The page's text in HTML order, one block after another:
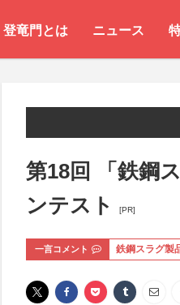
登竜門とは ニュース
第18回 「鉄鋼
ンテスト
[PR]
一言コメント 鉄鋼スラグ製